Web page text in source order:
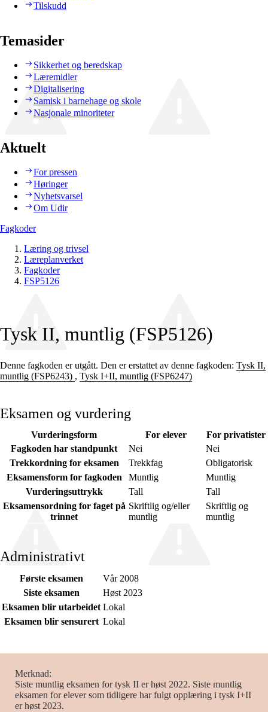
Tilskudd
Temasider
Sikkerhet og beredskap
Læremidler
Digitalisering
Samisk i barnehage og skole
Nasjonale minoriteter
Aktuelt
For pressen
Høringer
Nyhetsvarsel
Om Udir
Fagkoder
Læring og trivsel
Læreplanverket
Fagkoder
FSP5126
Tysk II, muntlig (FSP5126)
Denne fagkoden er utgått. Den er erstattet av denne fagkoden: Tysk II,
muntlig (FSP6243) , Tysk I+II, muntlig (FSP6247)
Eksamen og vurdering
Vurderingsform For elever
For privatister
Fagkoden har standpunkt
Nei
Nei
Trekkordning for eksamen
Trekkfag
Obligatorisk
Eksamensform for fagkoden
Muntlig
Muntlig
Vurderingsuttrykk
Tall
Tall
Eksamensordning for faget på
trinnet
Skriftlig og/eller
muntlig
Skriftlig og
muntlig
Administrativt
Første eksamen
Vår 2008
Siste eksamen
Høst 2023
Eksamen blir utarbeidet Lokal
Eksamen blir sensurert Lokal
Merknad
Siste muntlig eksamen for tysk II er høst 2022. Siste muntlig
eksamen for elever som tidligere har fulgt opplæring i tysk I+II
er høst 2023.